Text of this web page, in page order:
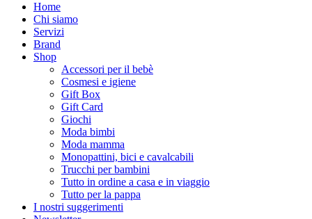
Home
Chi siamo
Servizi
Brand
Shop
Accessori per il bebè
Cosmesi e igiene
Gift Box
Gift Card
Giochi
Moda bimbi
Moda mamma
Monopattini, bici e cavalcabili
Trucchi per bambini
Tutto in ordine a casa e in viaggio
Tutto per la pappa
I nostri suggerimenti